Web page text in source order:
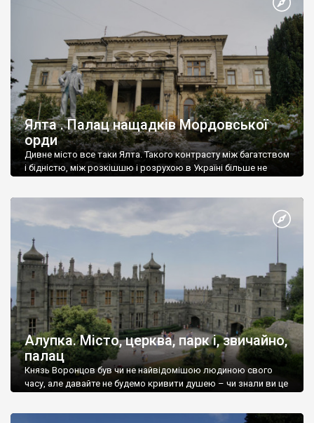
Ялта . Палац нащадків Мордовської
орди
Дивне місто все таки Ялта. Такого контрасту між багатством
і бідністю, між розкішшю і розрухою в Україні більше не
Алупка. Місто, церква, парк і, звичайно,
палац
Князь Воронцов був чи не найвідомішою людиною свого
часу, але давайте не будемо кривити душею – чи знали ви це